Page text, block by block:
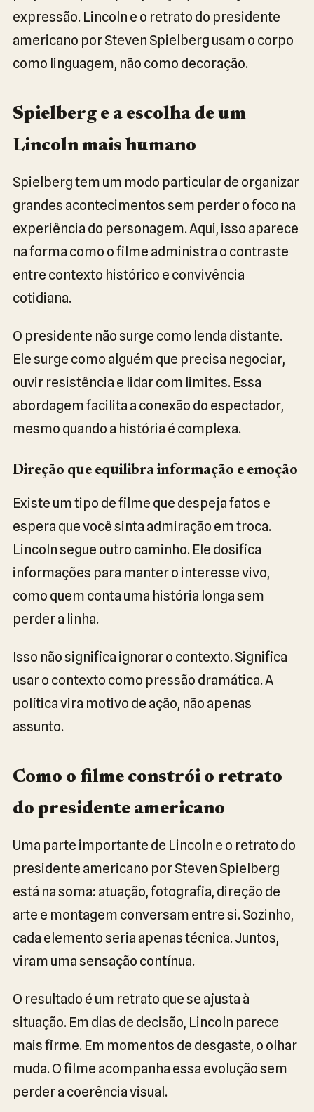
expressão. Lincoln e o retrato do presidente
americano por Steven Spielberg usam o corpo
como linguagem, não como decoração.
Spielberg e a escolha de um
Lincoln mais humano
Spielberg tem um modo particular de organizar
grandes acontecimentos sem perder o foco na
experiência do personagem. Aqui, isso aparece
na forma como o filme administra o contraste
entre contexto histórico e convivência
cotidiana.
O presidente não surge como lenda distante.
Ele surge como alguém que precisa negociar,
ouvir resistência e lidar com limites. Essa
abordagem facilita a conexão do espectador,
mesmo quando a história é complexa.
Direção que equilibra informação e emoção
Existe um tipo de filme que despeja fatos e
espera que você sinta admiração em troca.
Lincoln segue outro caminho. Ele dosifica
informações para manter o interesse vivo,
como quem conta uma história longa sem
perder a linha.
Isso não significa ignorar o contexto. Significa
usar o contexto como pressão dramática. A
política vira motivo de ação, não apenas
assunto.
Como o filme constrói o retrato
do presidente americano
Uma parte importante de Lincoln e o retrato do
presidente americano por Steven Spielberg
está na soma: atuação, fotografia, direção de
arte e montagem conversam entre si. Sozinho,
cada elemento seria apenas técnica. Juntos,
viram uma sensação contínua.
O resultado é um retrato que se ajusta à
situação. Em dias de decisão, Lincoln parece
mais firme. Em momentos de desgaste, o olhar
muda. O filme acompanha essa evolução sem
perder a coerência visual.